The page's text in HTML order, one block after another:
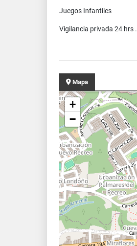
Juegos Infantiles
Vigilancia privada 24 hrs .
Mapa
+
−